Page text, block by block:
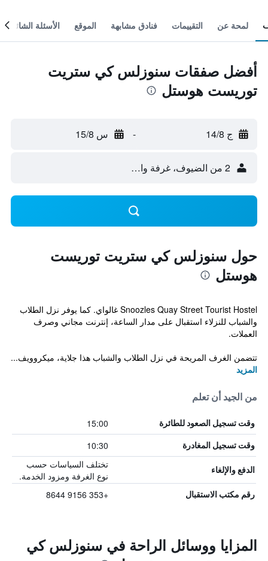
لمحة عن التقييمات فنادق مشابهة الموقع الأسئلة الشائعة
أفضل صفقات سنوزلس كي ستريت
توريست هوستل
ج 14/8 - س 15/8
2 من الضيوف، غرفة واحدة
حول سنوزلس كي ستريت توريست
هوستل
Snoozles Quay Street Tourist Hostel غالواي. كما يوفر نزل الطلاب
والشباب للنزلاء استقبال على مدار الساعة، إنترنت مجاني وصرف
العملات.
تتضمن الغرف المريحة في نزل الطلاب والشباب هذا جلاية، ميكروويف...
المزيد
من الجيد أن تعلم
وقت تسجيل الصعود للطائرة 15:00
وقت تسجيل المغادرة 10:30
الدفع والإلغاء
تختلف السياسات حسب
نوع الغرفة ومزود الخدمة.
رقم مكتب الاستقبال +353 9156 8644
المزايا ووسائل الراحة في سنوزلس كي